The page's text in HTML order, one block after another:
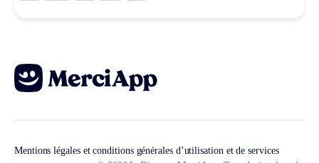
Mentions légales et conditions générales d’utilisation et de services